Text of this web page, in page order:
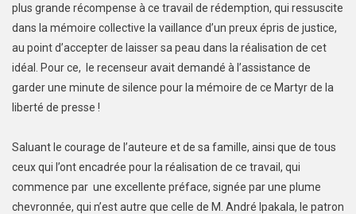
plus grande récompense à ce travail de rédemption, qui ressuscite
dans la mémoire collective la vaillance d’un preux épris de justice,
au point d’accepter de laisser sa peau dans la réalisation de cet
idéal. Pour ce, le recenseur avait demandé à l’assistance de
garder une minute de silence pour la mémoire de ce Martyr de la
liberté de presse !
Saluant le courage de l’auteure et de sa famille, ainsi que de tous
ceux qui l’ont encadrée pour la réalisation de ce travail, qui
commence par une excellente préface, signée par une plume
chevronnée, qui n’est autre que celle de M. André Ipakala, le patron